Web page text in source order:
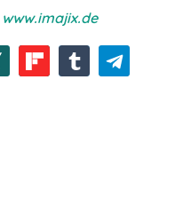
www.imajix.de